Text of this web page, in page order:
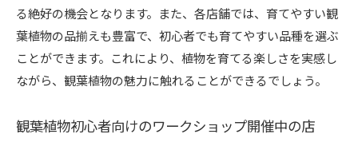
る絶好の機会となります。また、各店舗では、育てやすい観
葉植物の品揃えも豊富で、初心者でも育てやすい品種を選ぶ
ことができます。これにより、植物を育てる楽しさを実感し
ながら、観葉植物の魅力に触れることができるでしょう。
観葉植物初心者向けのワークショップ開催中の店